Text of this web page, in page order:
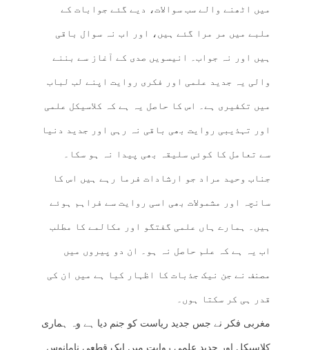
میں اٹھنے والے سب سوالات، دیے گئے جوابات کے
ملبے میں مر مرا گئے ہیں، اور اب نہ سوال باقی
ہیں اور نہ جواب۔ انیسویں صدی کے آغاز سے بننے
والی یہ جدید علمی اور فکری روایت اپنے لب لباب
میں تکفیری ہے۔ اس کا حاصل یہ ہے کہ کلاسیکل علمی
اور تہذیبی روایت بھی باقی نہ رہی اور جدید دنیا
سے تعامل کا کوئی سلیقہ بھی پیدا نہ ہو سکا۔
جناب وحید مراد جو ارشادات فرما رہے ہیں اس کا
سانچہ اور مشمولات بھی اسی روایت سے فراہم ہوئے
ہیں۔ ہمارے ہاں علمی گفتگو اور مکالمے کا مطلب
اب یہ ہے کہ علم حاصل نہ ہو۔ ان دو پیروں میں
مصنف نے جن نیک جذبات کا اظہار کیا ہے میں ان کی
قدر ہی کر سکتا ہوں۔
مغربی فکر نے جس جدید ریاست کو جنم دیا ہے وہ ہماری
کلاسیکل اور جدید علمی روایت میں ایک قطعی نامانوس